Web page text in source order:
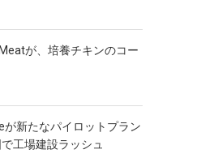
が、培養チキンのコー
新たなパイロットプラン
工場建設ラッシュ